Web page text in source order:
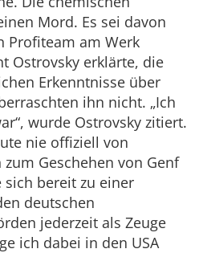
Mord. Es sei davon
Profiteam am Werk
Ostrovsky erklärte, die
Erkenntnisse über
ihn nicht. „Ich
wurde Ostrovsky zitiert.
nie offiziell von
Geschehen von Genf
sich bereit zu einer
deutschen
jederzeit als Zeuge
ich dabei in den USA